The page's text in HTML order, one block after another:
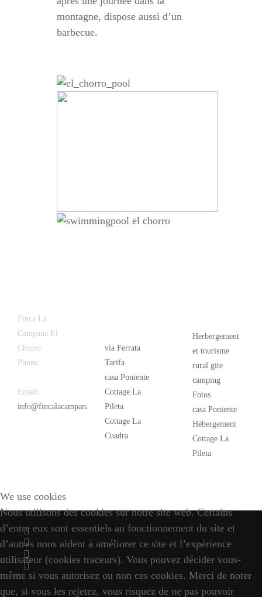
montagne, dispose aussi d’un
barbecue.
Finca La
Campana El
Chorro
Phone:
Email:
info@fincalacampana.com
via Ferrata
Tarifa
casa Poniente
Cottage La
Pileta
Cottage La
Cuadra
Herbergement
et tourisme
rural gite
camping
Fotos
casa Poniente
Hébergement
Cottage La
Pileta
We use cookies
Nous utilisons des cookies sur notre site web. Certains
d’entre eux sont essentiels au fonctionnement du site et
d’autres nous aident à améliorer ce site et l’expérience
utilisateur (cookies traceurs). Vous pouvez décider vous-
même si vous autorisez ou non ces cookies. Merci de noter
que, si vous les rejetez, vous risquez de ne pas pouvoir